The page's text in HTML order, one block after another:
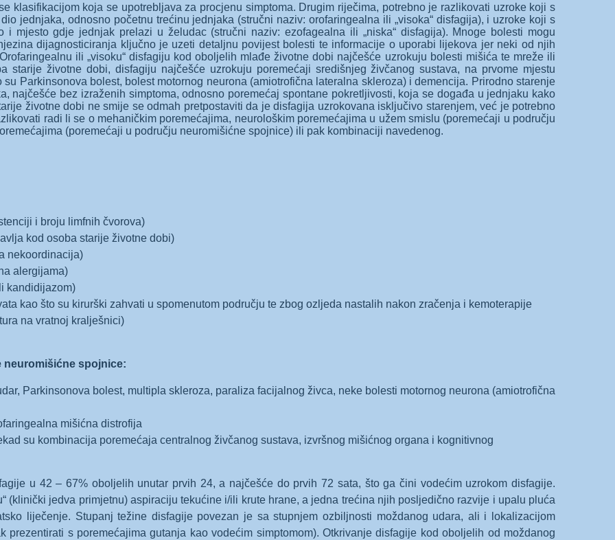
klasifikacijom koja se upotrebljava za procjenu simptoma. Drugim riječima, potrebno je razlikovati uzroke koji s
jednjaka, odnosno početnu trećinu jednjaka (stručni naziv: orofaringealna ili „visoka“ disfagija), i uzroke koji s
mjesto gdje jednjak prelazi u želudac (stručni naziv: ezofagealna ili „niska“ disfagija). Mnoge bolesti mogu
dijagnosticiranja ključno je uzeti detaljnu povijest bolesti te informacije o uporabi lijekova jer neki od njih
ili „visoku“ disfagiju kod oboljelih mlađe životne dobi najčešće uzrokuju bolesti mišića te mreže ili
starije životne dobi, disfagiju najčešće uzrokuju poremećaji središnjeg živčanog sustava, na prvome mjestu
Parkinsonova bolest, bolest motornog neurona (amiotrofična lateralna skleroza) i demencija. Prirodno starenje
najčešće bez izraženih simptoma, odnosno poremećaj spontane pokretljivosti, koja se događa u jednjaku kako
životne dobi ne smije se odmah pretpostaviti da je disfagija uzrokovana isključivo starenjem, već je potrebno
radi li se o mehaničkim poremećajima, neurološkim poremećajima u užem smislu (poremećaji u području
(poremećaji u području neuromišićne spojnice) ili pak kombinaciji navedenog.
i broju limfnih čvorova)
kod osoba starije životne dobi)
nekoordinacija)
alergijama)
kandidijazom)
kao što su kirurški zahvati u spomenutom području te zbog ozljeda nastalih nakon zračenja i kemoterapije
na vratnoj kralješnici)
neuromišićne spojnice:
Parkinsonova bolest, multipla skleroza, paraliza facijalnog živca, neke bolesti motornog neurona (amiotrofična
mišićna distrofija
su kombinacija poremećaja centralnog živčanog sustava, izvršnog mišićnog organa i kognitivnog
u 42 – 67% oboljelih unutar prvih 24, a najčešće do prvih 72 sata, što ga čini vodećim uzrokom disfagije.
(klinički jedva primjetnu) aspiraciju tekućine i/ili krute hrane, a jedna trećina njih posljedično razvije i upalu pluća
liječenje. Stupanj težine disfagije povezan je sa stupnjem ozbiljnosti moždanog udara, ali i lokalizacijom
prezentirati s poremećajima gutanja kao vodećim simptomom). Otkrivanje disfagije kod oboljelih od moždanog